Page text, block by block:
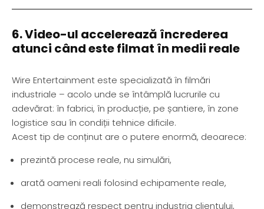
6. Video-ul accelerează încrederea
atunci când este filmat în medii reale
Wire Entertainment este specializată în filmări
industriale – acolo unde se întâmplă lucrurile cu
adevărat: în fabrici, în producție, pe șantiere, în zone
logistice sau în condiții tehnice dificile.
Acest tip de conținut are o putere enormă, deoarece:
prezintă procese reale, nu simulări,
arată oameni reali folosind echipamente reale,
demonstrează respect pentru industria clientului,